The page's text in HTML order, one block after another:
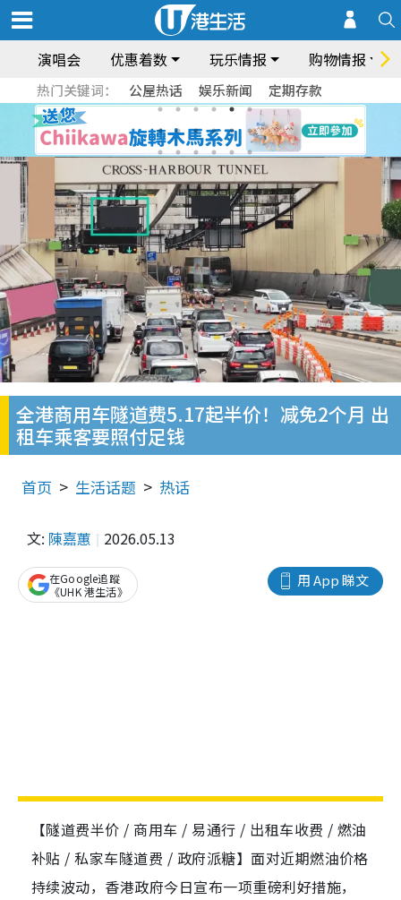
演唱会 优惠着数 玩乐情报 购物情报
热门关键词： 公屋热话 娱乐新闻 定期存款
全港商用车隧道费5.17起半价！减免2个月 出
租车乘客要照付足钱
首页 生活话题 热话
文: 陳嘉蕙 2026.05.13
用 App 睇文
在Google追蹤
《UHK 港生活》
【隧道费半价 / 商用车 / 易通行 / 出租车收费 / 燃油
补贴 / 私家车隧道费 / 政府派糖】面对近期燃油价格
持续波动，香港政府今日宣布一项重磅利好措施，